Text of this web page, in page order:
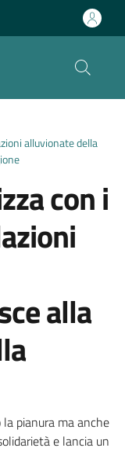
alluvionate della
con i
alla
pianura ma anche
e lancia un